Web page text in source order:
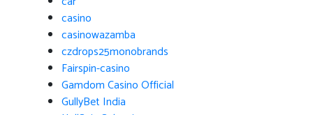
casino
casinowazamba
czdrops25monobrands
Fairspin-casino
Gamdom Casino Official
GullyBet India